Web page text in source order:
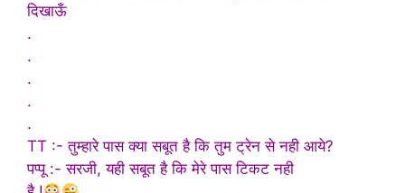
दिखाऊँ
.
.
.
.
.
TT :- तुम्हारे पास क्या सबूत है कि तुम ट्रेन से नही आये?
पप्पू :- सरजी, यही सबूत है कि मेरे पास टिकट नही